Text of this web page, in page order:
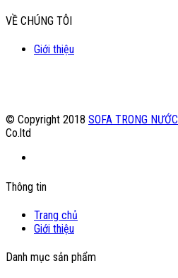
VỀ CHÚNG TÔI
Giới thiệu
© Copyright 2018 SOFA TRONG NƯỚC
Co.ltd
Thông tin
Trang chủ
Giới thiệu
Danh mục sản phẩm